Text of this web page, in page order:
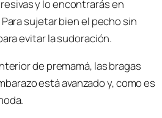
y lo encontrarás en
sujetar bien el pecho sin
evitar la sudoración.
de premamá, las bragas
está avanzado y, como es